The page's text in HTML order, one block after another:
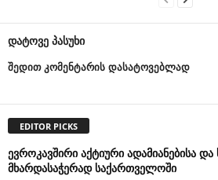
დატოვე პასუხი
შედით კომენტარის დასატოვებლად
EDITOR PICKS
ევროკავშირი აქტიური ადამიანებისა
მხარდასაჭერად საქართველოში